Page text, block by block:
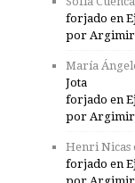
forjado en
por
María
Jota
forjado en
por
Henri Nicas
forjado en